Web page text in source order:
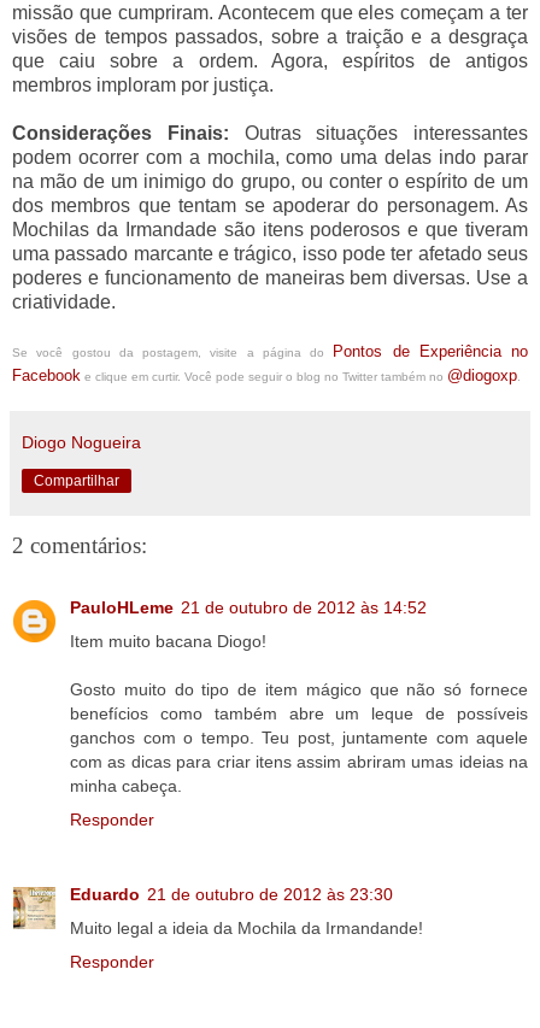
missão que cumpriram. Acontecem que eles começam a ter
visões de tempos passados, sobre a traição e a desgraça
que caiu sobre a ordem. Agora, espíritos de antigos
membros imploram por justiça.
Considerações Finais: Outras situações interessantes
podem ocorrer com a mochila, como uma delas indo parar
na mão de um inimigo do grupo, ou conter o espírito de um
dos membros que tentam se apoderar do personagem. As
Mochilas da Irmandade são itens poderosos e que tiveram
uma passado marcante e trágico, isso pode ter afetado seus
poderes e funcionamento de maneiras bem diversas. Use a
criatividade.
Se você gostou da postagem, visite a página do Pontos de Experiência no
Facebook e clique em curtir. Você pode seguir o blog no Twitter também no @diogoxp
Diogo Nogueira
Compartilhar
2 comentários:
PauloHLeme 21 de outubro de 2012 às 14:52
Item muito bacana Diogo!
Gosto muito do tipo de item mágico que não só fornece
benefícios como também abre um leque de possíveis
ganchos com o tempo. Teu post, juntamente com aquele
com as dicas para criar itens assim abriram umas ideias na
minha cabeça.
Responder
Eduardo 21 de outubro de 2012 às 23:30
Muito legal a ideia da Mochila da Irmandande!
Responder